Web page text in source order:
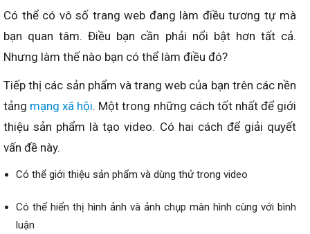
Có thể có vô số trang web đang làm điều tương tự mà
bạn quan tâm. Điều bạn cần phải nổi bật hơn tất cả.
Nhưng làm thế nào bạn có thể làm điều đó?
Tiếp thị các sản phẩm và trang web của bạn trên các nền
tảng mạng xã hội. Một trong những cách tốt nhất để giới
thiệu sản phẩm là tạo video. Có hai cách để giải quyết
vấn đề này.
Có thể giới thiệu sản phẩm và dùng thử trong video
Có thể hiển thị hình ảnh và ảnh chụp màn hình cùng với bình
luận